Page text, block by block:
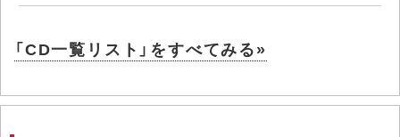
「CD一覧リスト」をすべてみる»